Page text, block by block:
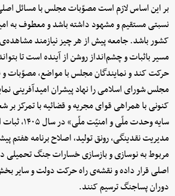
بر این اساس لازم است مصوّبات مجلس با مسائل
نسبتی مستقیم و مشهود داشته باشد و معطوف به
کشور باشد. جامعه پیش از هر چیز نیازمند
مسیر باثبات و چشم‌انداز روشن از آینده است تا
حرکت کند و نمایندگان مجلس با مواضع، مصوّبات و
مجلس شورای اسلامی را نهاد پیشران امیدآفرینی
کنونی با همراهی قوای مجریه و قضائیه با تمرکز بر
سایه وحدت ملّی
مدیریت نقدینگی، رونق تولید، اصلاح برنامه هفتم
مربوط به نوسازی و بازسازی خسارات جنگ تحمیلی
اصلی قرار داده و نقشه‌ی راه حرکت دولت و سایر
دوران پساجنگ ترسیم کنند.